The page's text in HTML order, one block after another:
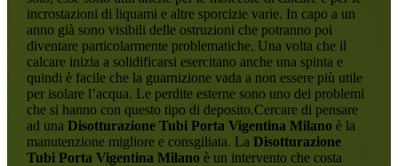
incrostazioni di liquami e altre sporcizie varie. In capo a un
anno già sono visibili delle ostruzioni che potranno poi
diventare particolarmente problematiche. Una volta che il
calcare inizia a solidificarsi esercitano anche una spinta e
quindi è facile che la guarnizione vada a non essere più utile
per isolare l’acqua. Le perdite esterne sono uno dei problemi
che si hanno con questo tipo di deposito.Cercare di pensare
ad una Disotturazione Tubi Porta Vigentina Milanoè la
manutenzione migliore e consgiliata. La Disotturazione
Tubi Porta Vigentina Milanoè un intervento che costa